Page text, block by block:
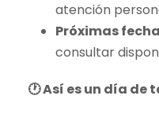
atención
Próximas
consultar
🕐 Así es un día de